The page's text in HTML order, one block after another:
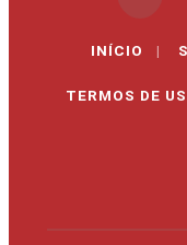
INÍCIO |
TERMOS DE